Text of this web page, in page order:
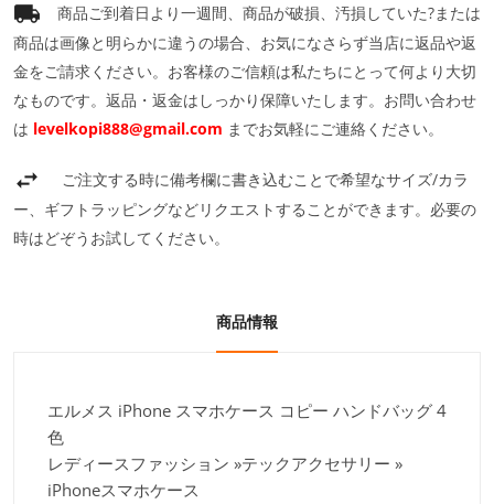
商品ご到着日より一週間、商品が破損、汚損していた?または
商品は画像と明らかに違うの場合、お気になさらず当店に返品や返
金をご請求ください。お客様のご信頼は私たちにとって何より大切
なものです。返品・返金はしっかり保障いたします。お問い合わせ
は levelkopi888@gmail.com までお気軽にご連絡ください。
ご注文する時に備考欄に書き込むことで希望なサイズ/カラ
ー、ギフトラッピングなどリクエストすることができます。必要の
時はどぞうお試してください。
商品情報
エルメス iPhone スマホケース コピー ハンドバッグ 4
色
レディースファッション »テックアクセサリー »
iPhoneスマホケース